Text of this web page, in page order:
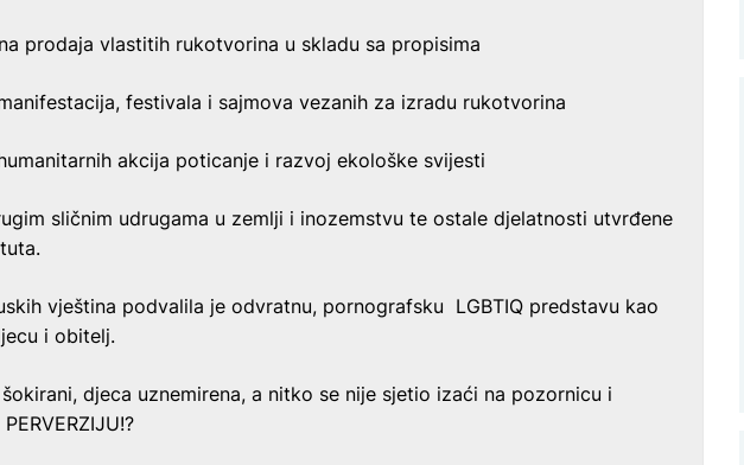
prodaja vlastitih rukotvorina u skladu sa propisima
festivala i sajmova vezanih za izradu rukotvorina
akcija poticanje i razvoj ekološke svijesti
sličnim udrugama u zemlji i inozemstvu te ostale djelatnosti utvrđene
vještina podvalila je odvratnu, pornografsku LGBTIQ predstavu kao
i obitelj.
djeca uznemirena, a nitko se nije sjetio izaći na pozornicu i